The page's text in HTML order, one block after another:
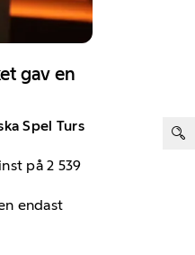
gav en
Spel Turs
på 2 539
endast